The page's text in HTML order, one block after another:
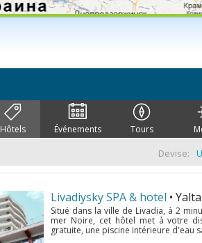
Hôtels Événements Tours
Devise:
Livadiysky SPA & hotel • Yalta
Situé dans la ville de Livadia, à 2
mer Noire, cet hôtel met à votre
gratuite, une piscine intérieure d'eau